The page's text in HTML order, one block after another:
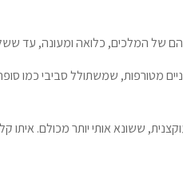
של המלכים, כלואה ומעונה, עד
מטורפות, שמשתולל סביבי כמו
ששונא אותי יותר מכולם. איתו